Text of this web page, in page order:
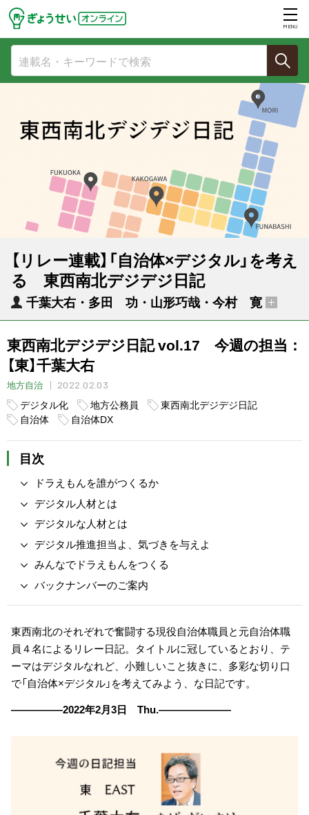
MENU
【リレー連載】「自治体×デジタル」を考え
る 東西南北デジデジ日記
千葉大右・多田 功・山形巧哉・今村 寛
東西南北デジデジ日記 vol.17 今週の担当：
【東】千葉大右
地方自治
2022.02.03
デジタル化
地方公務員
東西南北デジデジ日記
自治体
自治体DX
目次
ドラえもんを誰がつくるか
デジタル人材とは
デジタルな人材とは
デジタル推進担当よ、気づきを与えよ
みんなでドラえもんをつくる
バックナンバーのご案内
東西南北のそれぞれで奮闘する現役自治体職員と元自治体職
員４名によるリレー日記。タイトルに冠しているとおり、テ
ーマはデジタルなれど、小難しいこと抜きに、多彩な切り口
で「自治体×デジタル」を考えてみよう、な日記です。
―――――2022年2月3日 Thu.―――――――